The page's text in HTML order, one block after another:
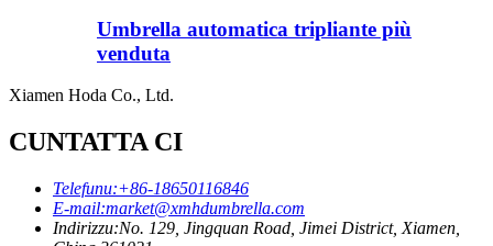
Umbrella automatica tripliante più
venduta
Xiamen Hoda Co., Ltd.
CUNTATTA CI
Telefunu:+86-18650116846
E-mail:market@xmhdumbrella.com
Indirizzu:No. 129, Jingquan Road, Jimei District, Xiamen,